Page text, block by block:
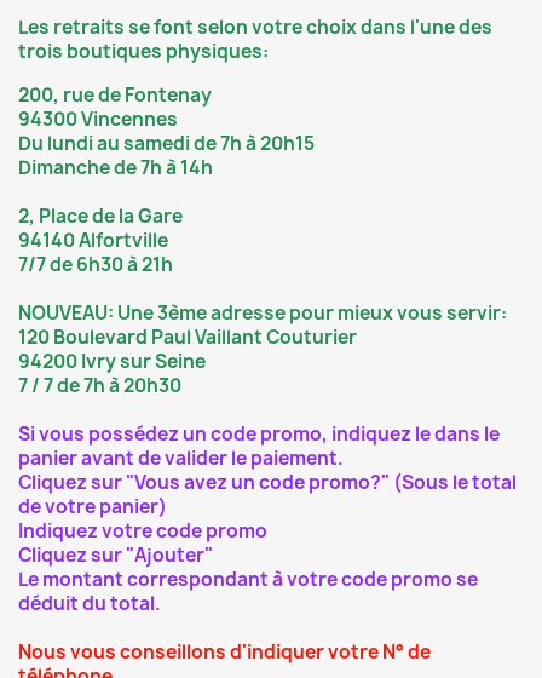
Les retraits se font selon votre choix dans l'une des
trois boutiques physiques:
200, rue de Fontenay
94300 Vincennes
Du lundi au samedi de 7h à 20h15
Dimanche de 7h à 14h
2, Place de la Gare
94140 Alfortville
7/7 de 6h30 à 21h
NOUVEAU: Une 3ème adresse pour mieux vous servir:
120 Boulevard Paul Vaillant Couturier
94200 Ivry sur Seine
7 / 7 de 7h à 20h30
Si vous possédez un code promo, indiquez le dans le
panier avant de valider le paiement.
Cliquez sur "Vous avez un code promo?" (Sous le total
de votre panier)
Indiquez votre code promo
Cliquez sur "Ajouter"
Le montant correspondant à votre code promo se
déduit du total.
Nous vous conseillons d'indiquer votre N° de